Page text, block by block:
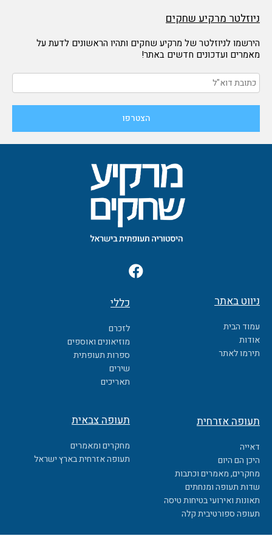
ניוזלטר מרקיע שחקים
הירשמו לניוזלטר של מרקיע שחקים ותהיו הראשונים לדעת על
מאמרים ועדכונים חדשים באתר!
F
a
e
b
o
o
k
ניווט באתר
עמוד הבית
אודות
תירמו לאתר
כללי
לזכרם
מוזיאונים ואוספים
ספרות תעופתית
שירים
תאריכים
תעופה אזרחית
דאייה
היכן הם היום
מחקרים, מאמרים וכתבות
שדות תעופה ומנחתים
תאונות ואירועי בטיחות טיסה
תעופה ספורטיבית קלה
תעופה צבאית
מחקרים ומאמרים
תעופה אזרחית בארץ ישראל